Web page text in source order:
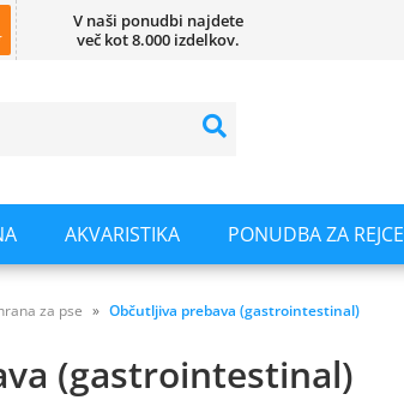
V naši ponudbi najdete
več kot 8.000 izdelkov.
AKVARISTIKA PONUDBA ZA REJCE
za pse Občutljiva prebava (gastrointestinal)
(gastrointestinal)